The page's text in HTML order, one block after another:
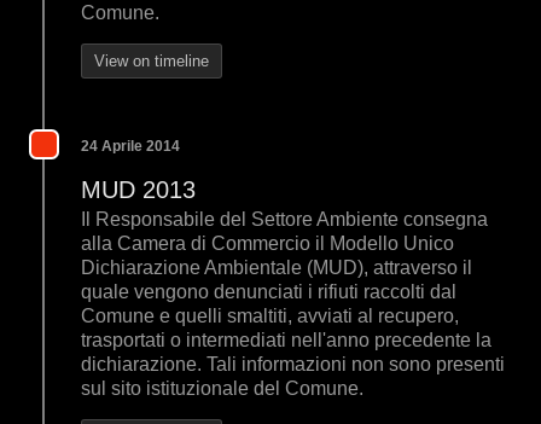
Comune.
View on timeline
24 Aprile 2014
MUD 2013
Il Responsabile del Settore Ambiente consegna
alla Camera di Commercio il Modello Unico
Dichiarazione Ambientale (MUD), attraverso il
quale vengono denunciati i rifiuti raccolti dal
Comune e quelli smaltiti, avviati al recupero,
trasportati o intermediati nell'anno precedente la
dichiarazione. Tali informazioni non sono presenti
sul sito istituzionale del Comune.